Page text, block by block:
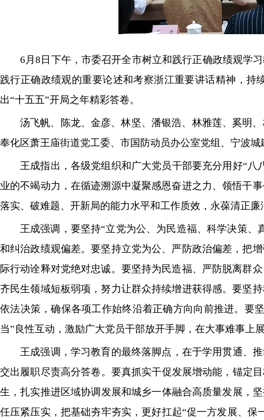
6月8日下午，市委召开全市树立和践行正确政绩观学
践行正确政绩观的重要论述和考察浙江重要讲话精神，持
出“十五五”开局之年精彩答卷。
汤飞帆、陈龙、金彦、林坚、潘银浩、林雅莲、奚明
奉化区萧王庙街道党工委、市国防动员办公室党组、宁波
王成指出，各级党组织和广大党员干部要充分用好“
业的不竭动力，在循迹溯源中凝聚感恩奋进之力、领悟干
落实、破难题、开新局的能力水平和工作质效，永葆清正
王成强调，要坚持“立党为公、为民造福、科学决策
和纠治政绩观偏差。要坚持立党为公、严防政治偏差，把
际行动诠释对党绝对忠诚。要坚持为民造福、严防脱离群
齐民生领域短板弱项，努力让群众持续增进获得感。要坚
依法决策，确保各项工作始终沿着正确方向向前推进。要
当”良性互动，激励广大党员干部放开手脚，在大事难事上
王成强调，学习教育的最终落脚点，在于学用贯通、
交出履职尽责高分答卷。要真抓实干促发展增动能，锚定
生，扎实推进区域协调发展和城乡一体融合高质量发展，
任压紧压实，把基础夯牢夯实，更好扛起“促一方发展、